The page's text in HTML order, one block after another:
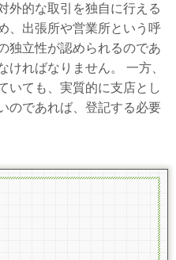
外的な取引を独自に行える
、出張所や営業所という呼
独立性が認められるのであ
ければなりません。 一方、
いても、実質的に支店とし
のであれば、登記する必要